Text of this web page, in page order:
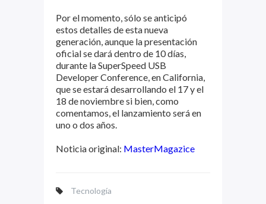
Por el momento, sólo se anticipó
estos detalles de esta nueva
generación, aunque la presentación
oficial se dará dentro de 10 días,
durante la SuperSpeed USB
Developer Conference, en California,
que se estará desarrollando el 17 y el
18 de noviembre si bien, como
comentamos, el lanzamiento será en
uno o dos años.
Noticia original: MasterMagazice
Tecnología